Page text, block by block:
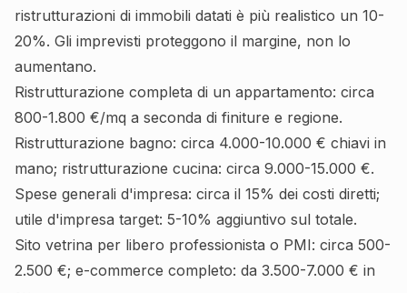
ristrutturazioni di immobili datati è più realistico un 10-
20%. Gli imprevisti proteggono il margine, non lo
aumentano.
Ristrutturazione completa di un appartamento: circa
800-1.800 €/mq a seconda di finiture e regione.
Ristrutturazione bagno: circa 4.000-10.000 € chiavi in
mano; ristrutturazione cucina: circa 9.000-15.000 €.
Spese generali d'impresa: circa il 15% dei costi diretti;
utile d'impresa target: 5-10% aggiuntivo sul totale.
Sito vetrina per libero professionista o PMI: circa 500-
2.500 €; e-commerce completo: da 3.500-7.000 € in